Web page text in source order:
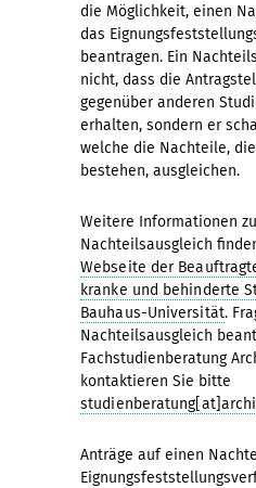
die Möglichkeit, einen
das
beantragen. Ein
nicht, dass die
gegenüber anderen
erhalten, sondern er
welche die Nachteile,
bestehen, ausgleichen.
Weitere Informationen
Nachteilsausgleich
Webseite der
kranke und behinderte
Bauhaus-Universität.
Nachteilsausgleich
Fachstudienberatung
kontaktieren Sie bitte
Anträge auf einen